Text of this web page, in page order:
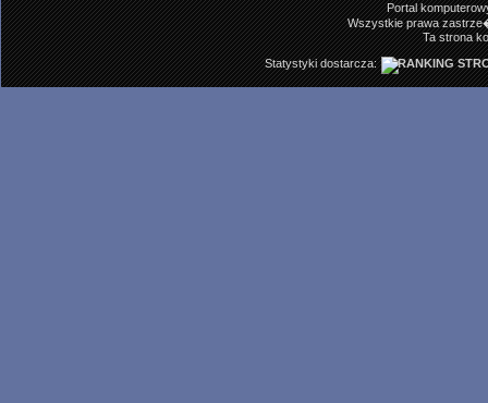
Portal
Wszystkie prawa
Ta strona
Statystyki dostarcza: